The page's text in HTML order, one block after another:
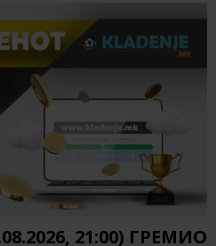
21:00) ГРЕМИО